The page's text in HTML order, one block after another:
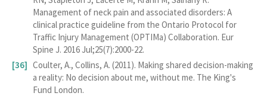
Management of neck pain and associated disorders: A
clinical practice guideline from the Ontario Protocol for
Traffic Injury Management (OPTIMa) Collaboration. Eur
Spine J. 2016 Jul;25(7):2000-22.
Coulter, A., Collins, A. (2011). Making shared decision-making
a reality: No decision about me, without me. The King's
Fund London.